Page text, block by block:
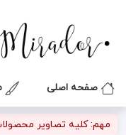
صفحه اصلی
مهم: کلیه تصاویر